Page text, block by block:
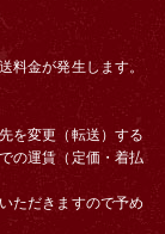
料金が発生します。
を変更（転送）する
の運賃（定価・着払
ただきますので予め